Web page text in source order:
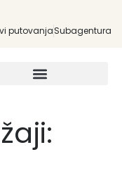
putovanjaSubagentura